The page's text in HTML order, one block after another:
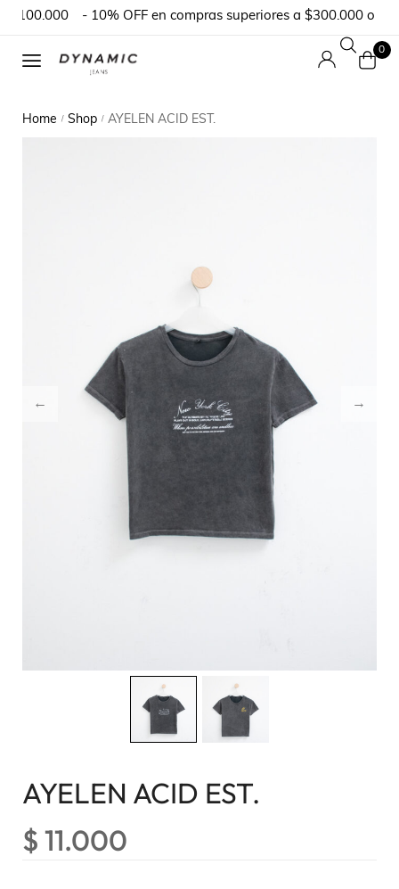
$100.000 - 10% OFF en compras superiores a $300.000 o en
0
Home / Shop / AYELEN ACID EST.
AYELEN ACID EST.
$ 11.000